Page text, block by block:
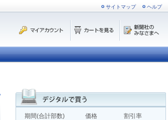
サイトマップ ヘルプ
期間(合計部数) 価格 割引率